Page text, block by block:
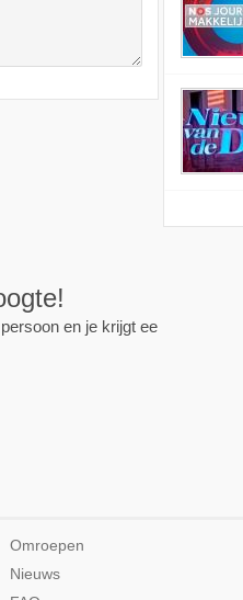
mailtje als er een
Omroepen
Nieuws